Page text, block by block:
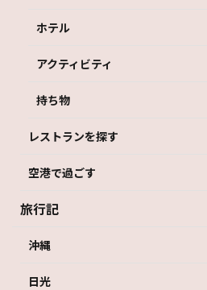
ホテル
アクティビティ
持ち物
レストランを探す
空港で過ごす
旅行記
沖縄
日光